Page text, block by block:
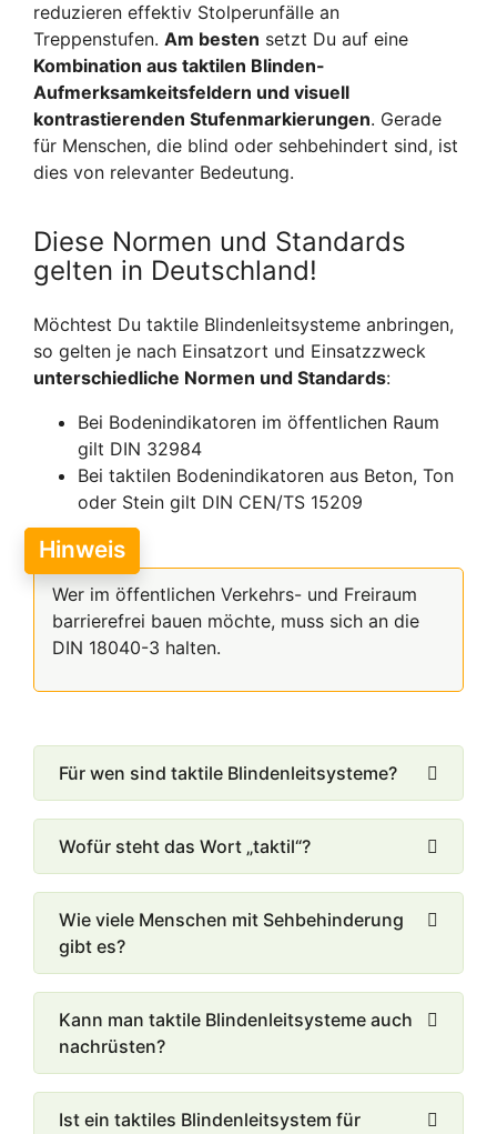
reduzieren effektiv Stolperunfälle an
Treppenstufen. Am besten setzt Du auf eine
Kombination aus taktilen Blinden-
Aufmerksamkeitsfeldern und visuell
kontrastierenden Stufenmarkierungen. Gerade
für Menschen, die blind oder sehbehindert sind, ist
dies von relevanter Bedeutung.
Diese Normen und Standards
gelten in Deutschland!
Möchtest Du taktile Blindenleitsysteme anbringen,
so gelten je nach Einsatzort und Einsatzzweck
unterschiedliche Normen und Standards:
Bei Bodenindikatoren im öffentlichen Raum
gilt DIN 32984
Bei taktilen Bodenindikatoren aus Beton, Ton
oder Stein gilt DIN CEN/TS 15209
Hinweis
Wer im öffentlichen Verkehrs- und Freiraum
barrierefrei bauen möchte, muss sich an die
DIN 18040-3 halten.
Für wen sind taktile Blindenleitsysteme?
Wofür steht das Wort „taktil“?
Wie viele Menschen mit Sehbehinderung
gibt es?
Kann man taktile Blindenleitsysteme auch
nachrüsten?
Ist ein taktiles Blindenleitsystem für